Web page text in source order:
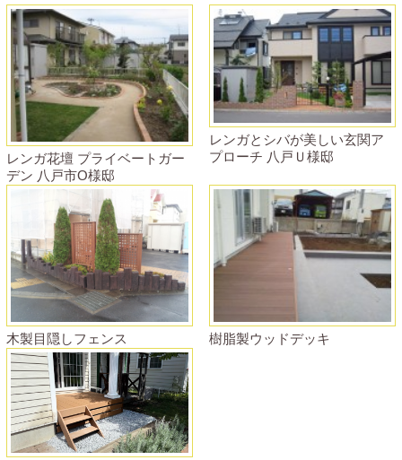
レンガ花壇 プライベートガー
デン 八戸市O様邸
レンガとシバが美しい玄関ア
プローチ 八戸Ｕ様邸
木製目隠しフェンス 樹脂製ウッドデッキ